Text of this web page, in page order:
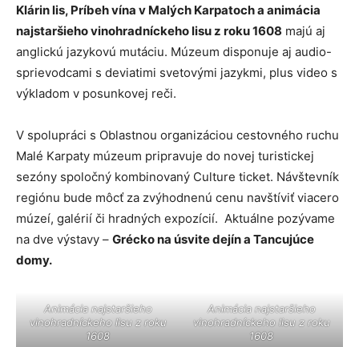
Klárin lis, Príbeh vína v Malých Karpatoch a animácia
najstaršieho vinohradníckeho lisu z roku 1608 majú aj
anglickú jazykovú mutáciu. Múzeum disponuje aj audio-
sprievodcami s deviatimi svetovými jazykmi, plus video s
výkladom v posunkovej reči.
V spolupráci s Oblastnou organizáciou cestovného ruchu
Malé Karpaty múzeum pripravuje do novej turistickej
sezóny spoločný kombinovaný Culture ticket. Návštevník
regiónu bude môcť za zvýhodnenú cenu navštíviť viacero
múzeí, galérií či hradných expozícií. Aktuálne pozývame
na dve výstavy – Grécko na úsvite dejín a Tancujúce
domy.
Animácia najstaršieho
vinohradníckeho lisu z roku
1608
Animácia najstaršieho
vinohradníckeho lisu z roku
1608